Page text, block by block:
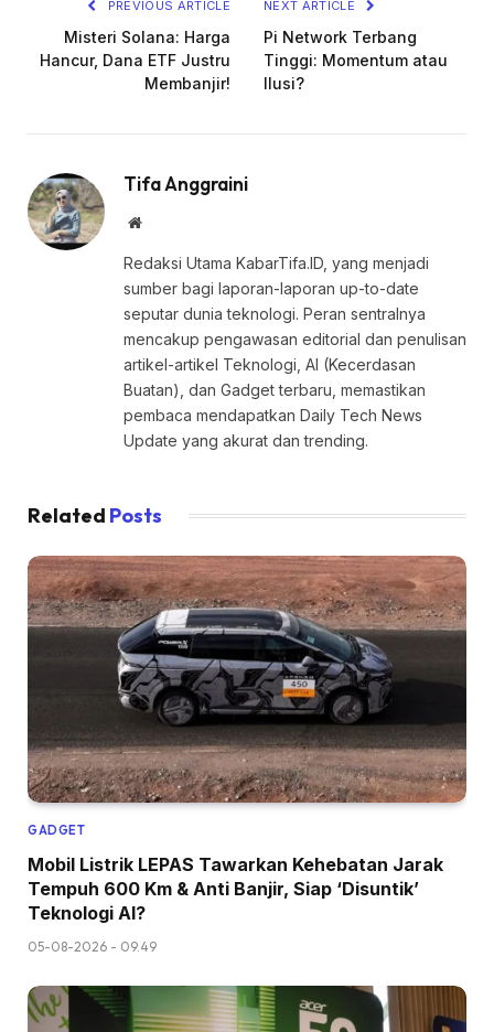
PREVIOUS ARTICLE
Misteri Solana: Harga
Hancur, Dana ETF Justru
Membanjir!
NEXT ARTICLE
Pi Network Terbang
Tinggi: Momentum atau
Ilusi?
Tifa Anggraini
Website
Redaksi Utama KabarTifa.ID, yang menjadi
sumber bagi laporan-laporan up-to-date
seputar dunia teknologi. Peran sentralnya
mencakup pengawasan editorial dan penulisan
artikel-artikel Teknologi, AI (Kecerdasan
Buatan), dan Gadget terbaru, memastikan
pembaca mendapatkan Daily Tech News
Update yang akurat dan trending.
Related Posts
GADGET
Mobil Listrik LEPAS Tawarkan Kehebatan Jarak
Tempuh 600 Km & Anti Banjir, Siap ‘Disuntik’
Teknologi AI?
05-08-2026 - 09.49